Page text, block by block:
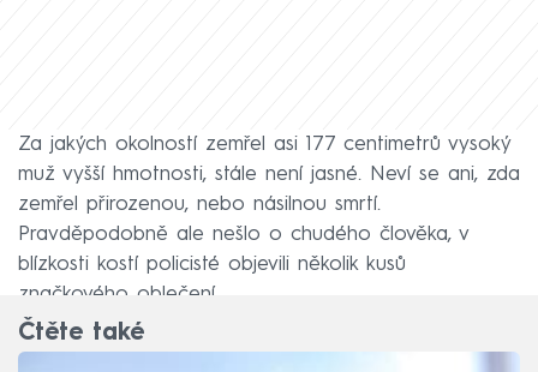
Za jakých okolností zemřel asi 177 centimetrů vysoký
muž vyšší hmotnosti, stále není jasné. Neví se ani, zda
zemřel přirozenou, nebo násilnou smrtí.
Pravděpodobně ale nešlo o chudého člověka, v
blízkosti kostí policisté objevili několik kusů
značkového oblečení.
Čtěte také